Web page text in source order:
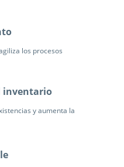
los procesos
inventario
y aumenta la